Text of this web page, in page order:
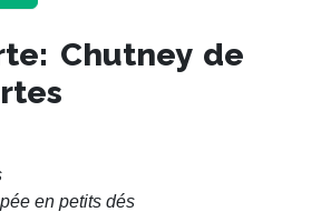
Chutney de
en petits dés